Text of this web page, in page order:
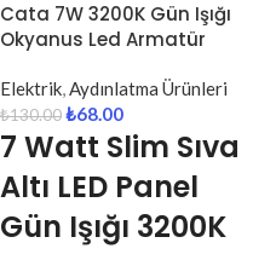
Cata 7W 3200K Gün Işığı
Okyanus Led Armatür
Elektrik,Aydınlatma Ürünleri
₺130.00₺68.00
7 Watt Slim Sıva
Altı LED Panel
Gün Işığı 3200K